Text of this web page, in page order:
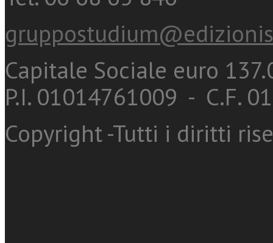
Capitale Sociale euro
P.I. 01014761009 - C.F.
Copyright -Tutti i diritti